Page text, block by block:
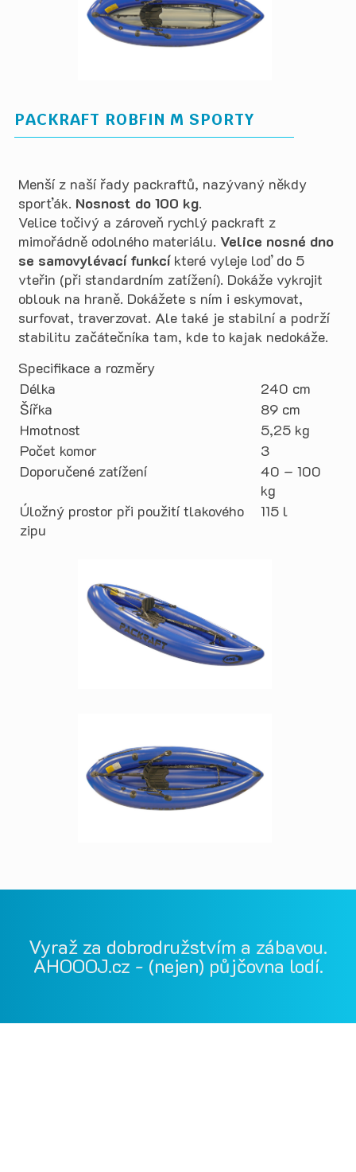
PACKRAFT ROBFIN M SPORTY
Menší z naší řady packraftů, nazývaný někdy
sporťák. Nosnost do 100 kg.
Velice točivý a zároveň rychlý packraft z
mimořádně odolného materiálu. Velice nosné dno
se samovylévací funkcíkteré vyleje loď do 5
vteřin (při standardním zatížení). Dokáže vykrojit
oblouk na hraně. Dokážete s ním i eskymovat,
surfovat, traverzovat. Ale také je stabilní a podrží
stabilitu začátečníka tam, kde to kajak nedokáže.
Specifikace a rozměry
Délka
240 cm
Šířka
89 cm
Hmotnost
5,25 kg
Počet komor
3
Doporučené zatížení
40 – 100
kg
Úložný prostor při použití tlakového
zipu
115 l
Vyraž za dobrodružstvím a zábavou.
AHOOOJ.cz - (nejen) půjčovna lodí.